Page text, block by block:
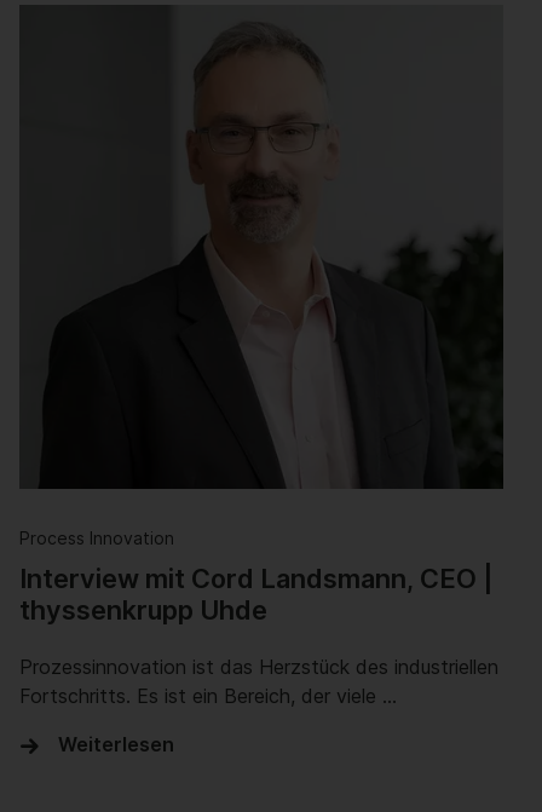
Process Innovation
Interview mit Cord Landsmann, CEO |
thyssenkrupp Uhde
Prozessinnovation ist das Herzstück des industriellen
Fortschritts. Es ist ein Bereich, der viele …
Weiterlesen